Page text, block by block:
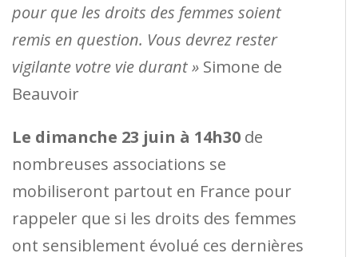
pour que les droits des femmes soient
remis en question. Vous devrez rester
vigilante votre vie durant » Simone de
Beauvoir
Le dimanche 23 juin à 14h30 de
nombreuses associations se
mobiliseront partout en France pour
rappeler que si les droits des femmes
ont sensiblement évolué ces dernières